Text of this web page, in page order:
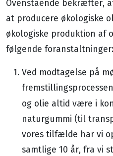
Ovenstående bekræfter,
at producere økologiske
økologiske produktion af
følgende foranstaltninger:
Ved modtagelse på
og olie altid være i
naturgummi (til
vores tilfælde har vi
samtlige 10 år, fra vi